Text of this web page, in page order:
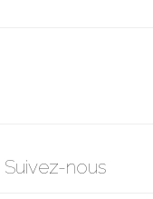
Suivez-nous